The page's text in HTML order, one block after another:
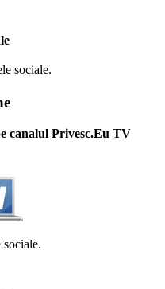
sociale.
canalul Privesc.Eu TV